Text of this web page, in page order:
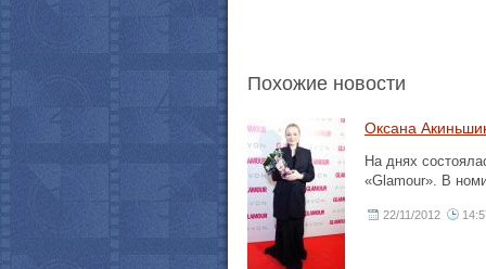
Похожие новости
Оксана
На днях
«Glamour». В
22/11/2012